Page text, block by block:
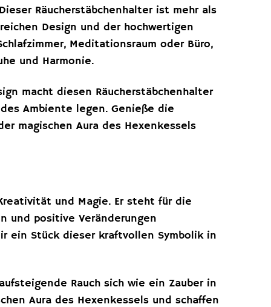
Räucherstäbchenhalter ist mehr als
Design und der hochwertigen
Meditationsraum oder Büro,
und Harmonie.
macht diesen Räucherstäbchenhalter
Ambiente legen. Genieße die
magischen Aura des Hexenkessels
und Magie. Er steht für die
und positive Veränderungen
ein Stück dieser kraftvollen Symbolik in
Rauch sich wie ein Zauber in
Aura des Hexenkessels und schaffen